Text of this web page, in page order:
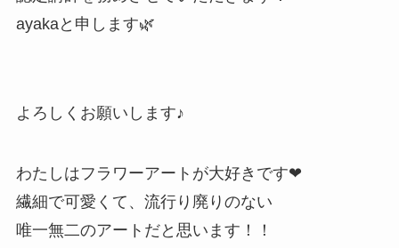
ayakaと申します🌿
よろしくお願いします♪
わたしはフラワーアートが大好きです❤
繊細で可愛くて、流行り廃りのない
唯一無二のアートだと思います！！